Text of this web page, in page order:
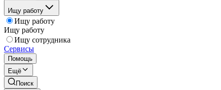
Ищу работу
Ищу работу
Ищу работу
Ищу сотрудника
Сервисы
Помощь
Ещё
Поиск